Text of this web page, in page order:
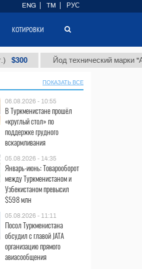
Йод технический марки "А" (т.)
ПОКАЗАТЬ ВСЕ
06.08.2026 - 10:55
В Туркменистане прошёл
«круглый стол» по
поддержке грудного
вскармливания
05.08.2026 - 14:35
Январь-июнь: Товарооборот
между Туркменистаном и
Узбекистаном превысил
$598 млн
05.08.2026 - 11:11
Посол Туркменистана
обсудил с главой JATA
организацию прямого
авиасообщения
ENG TM РУС
КОТИРОВКИ